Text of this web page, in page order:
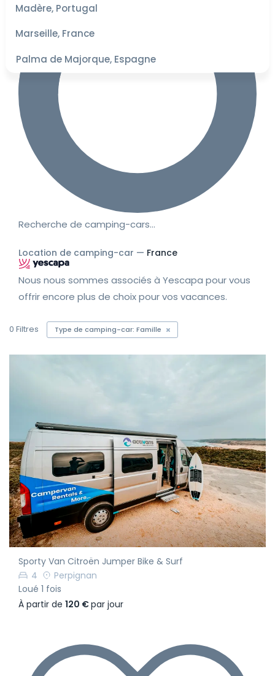
Madère, Portugal
Marseille, France
Palma de Majorque, Espagne
pour les
tarifs
Recherche de camping-cars…
Location de camping-car — France
Nous nous sommes associés à Yescapa pour vous
offrir encore plus de choix pour vos vacances.
0 Filtres Type de camping-car: Famille
Sporty Van Citroën Jumper Bike & Surf
4
Perpignan
Loué 1 fois
À partir de 120 €par jour